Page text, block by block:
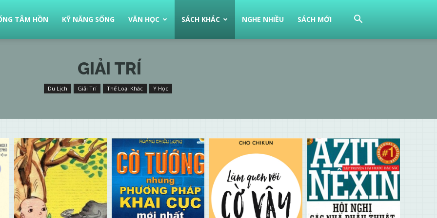
TÂM HỒN KỸ NĂNG SỐNG VĂN HỌC SÁCH KHÁC NGHE NHIỀU SÁCH MỚI
GIẢI TRÍ
Du Lịch Giải Trí Thể Loại Khác Y Học